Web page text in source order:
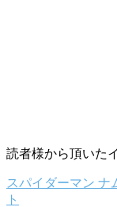
読者様から頂いた
スパイダーマン
ト